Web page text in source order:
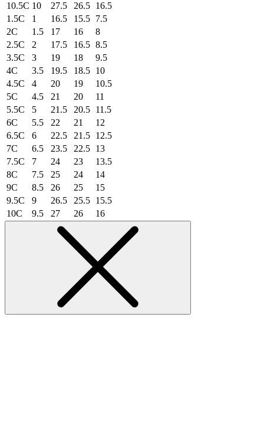
10.5C 10 27.5 26.5 16.5
1.5C
1 16.5 15.5 7.5
2C
1.5 17 16
8
2.5C
2 17.5 16.5 8.5
3.5C
3 19 18
9.5
4C
3.5 19.5 18.5 10
4.5C
4 20 19
10.5
5C
4.5 21 20
11
5.5C
5 21.5 20.5 11.5
6C
5.5 22 21
12
6.5C
6 22.5 21.5 12.5
7C
6.5 23.5 22.5 13
7.5C
7 24 23
13.5
8C
7.5 25 24
14
9C
8.5 26 25
15
9.5C
9 26.5 25.5 15.5
10C
9.5 27 26 16